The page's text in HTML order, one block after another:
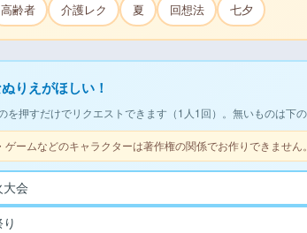
高齢者 介護レク 夏 回想法 七夕
りえがほしい！
を押すだけでリクエストできます（1人1回）。無いものは下の
ゲームなどのキャラクターは著作権の関係でお作りできません。
会